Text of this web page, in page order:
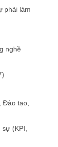
phải làm
nghề
Đào tạo,
sự (KPI,